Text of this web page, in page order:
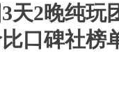
天2晚纯玩
口碑社榜